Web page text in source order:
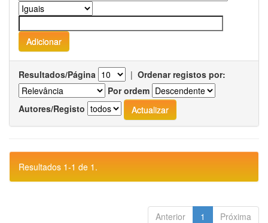
Resultados/Página | Ordenar registos por:
Por ordem
Autores/Registo
Resultados 1-1 de 1.
Anterior 1 Próxima